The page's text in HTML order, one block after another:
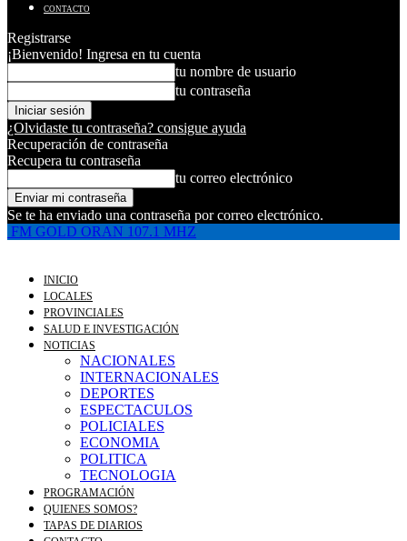
CONTACTO
Registrarse
¡Bienvenido! Ingresa en tu cuenta
tu nombre de usuario
tu contraseña
¿Olvidaste tu contraseña? consigue ayuda
Recuperación de contraseña
Recupera tu contraseña
tu correo electrónico
Se te ha enviado una contraseña por correo electrónico.
FM GOLD ORAN 107.1 MHZ
INICIO
LOCALES
PROVINCIALES
SALUD E INVESTIGACIÓN
NOTICIAS
NACIONALES
INTERNACIONALES
DEPORTES
ESPECTACULOS
POLICIALES
ECONOMIA
POLITICA
TECNOLOGIA
PROGRAMACIÓN
QUIENES SOMOS?
TAPAS DE DIARIOS